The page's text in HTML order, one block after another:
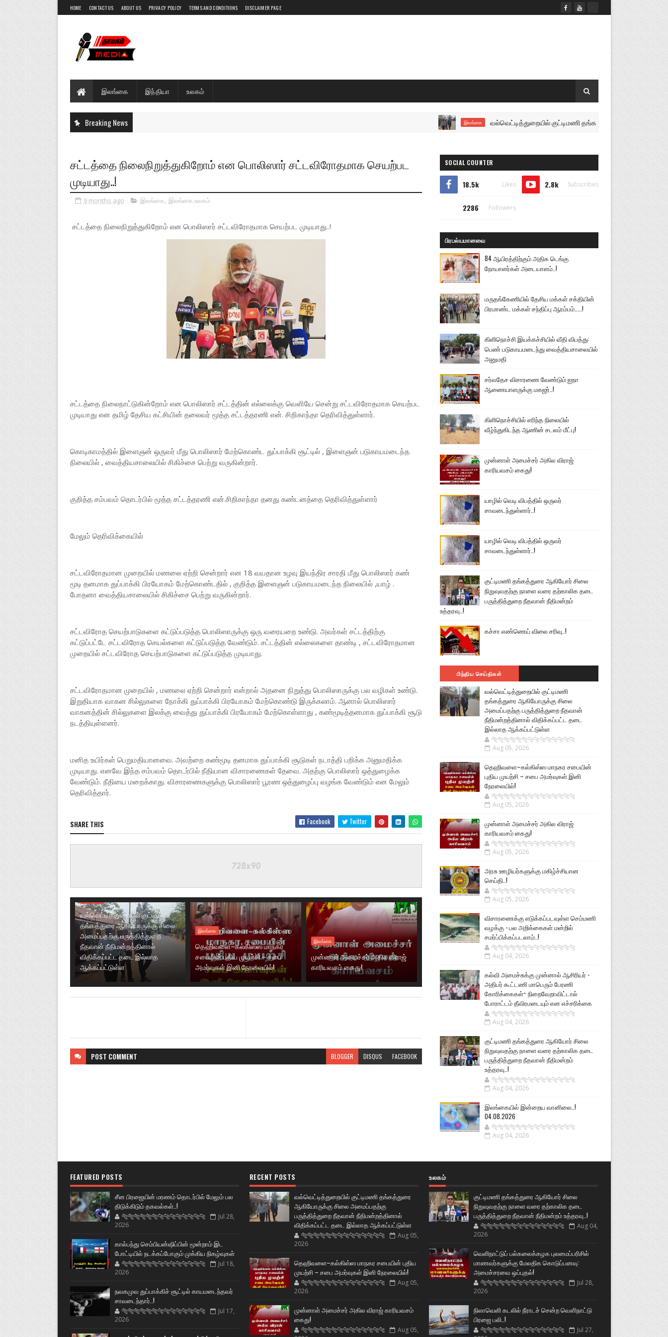
HOME CONTACT US ABOUT US PRIVACY POLICY TERMS AND CONDITIONS DISCLAIMER PAGE
இலங்கை இந்தியா உலகம்
Breaking News இலங்கை வல்வெட்டித்துறையில் குட்டிமணி தங்கத்துரை ஆகியோருக்கு சிலை
சட்டத்தை நிலைநிறுத்துகிறோம் என பொலிஸார் சட்டவிரோதமாக செயற்பட
முடியாது..!
9 months ago இலங்கை, இலங்கை.உலகம்
சட்டத்தை நிலைநிறுத்துகிறோம் என பொலிஸார் சட்டவிரோதமாக செயற்பட முடியாது..!
சட்டத்தை நிலைநாட்டுகின்றோம் என பொலிஸார் சட்டத்தின் எல்லைக்கு வெளியே சென்று சட்டவிரோதமாக செயற்பட
முடியாது என தமிழ் தேசிய கட்சியின் தலைவர் மூத்த சட்டத்தரணி என். சிறிகாந்தா தெரிவித்துள்ளார்.
கொடிகாமத்தில் இளைஞன் ஒருவர் மீது பொலிஸார் மேற்கொண்ட துப்பாக்கி சூட்டில் , இளைஞன் படுகாயமடைந்த
நிலையில் , வைத்தியசாலையில் சிகிச்சை பெற்று வருகின்றார்.
குறித்த சம்பவம் தொடர்பில் மூத்த சட்டத்தரணி என்.சிறிகாந்தா தனது கண்டனத்தை தெரிவித்துள்ளார்
மேலும் தெரிவிக்கையில்
சட்டவிரோதமான முறையில் மணலை ஏற்றி சென்றார் என 18 வயதான உழவு இயந்திர சாரதி மீது பொலிஸார் கண்
மூடி தனமாக துப்பாக்கி பிரயோகம் மேற்கொண்டதில் , குறித்த இளைஞன் படுகாயமடைந்த நிலையில் ,யாழ் .
போதனா வைத்தியசாலையில் சிகிச்சை பெற்று வருகின்றார்.
சட்டவிரோத செயற்பாடுகளை கட்டுப்படுத்த பொலிஸாருக்கு ஒரு வரையறை உண்டு. அவர்கள் சட்டத்திற்கு
கட்டுப்பட்டே சட்டவிரோத செயல்களை கட்டுப்படுத்த வேண்டும். சட்டத்தின் எல்லைகளை தாண்டி , சட்டவிரோதமான
முறையில் சட்டவிரோத செயற்பாடுகளை கட்டுப்படுத்த முடியாது.
சட்டவிரோதமான முறையில் , மணலை ஏற்றி சென்றார் என்றால் அதனை நிறுத்து பொலிஸாருக்கு பல வழிகள் உண்டு.
இறுதியாக வாகன சில்லுகளை நோக்கி துப்பாக்கி பிரயோகம் மேற்கொண்டு இருக்கலாம். ஆனால் பொலிஸார்
வாகனத்தின் சில்லுகளை இலக்கு வைத்து துப்பாக்கி பிரயோகம் மேற்கொள்ளாது , கண்மூடித்தனமாக துப்பாக்கி சூடு
நடத்தியுள்ளனர்.
மனித உயிர்கள் பெறுமதியானவை. அவற்றை கண்மூடி தனமாக துப்பாக்கி சூடுகள் நடாத்தி பறிக்க அனுமதிக்க
முடியாது. எனவே இந்த சம்பவம் தொடர்பில் நீதியான விசாரணைகள் தேவை. அதற்கு பொலிஸார் ஒத்துழைக்க
வேண்டும். நீதியை மறைக்காது. விசாரணைகளுக்கு பொலிஸார் பூரண ஒத்துழைப்பு வழங்க வேண்டும் என மேலும்
தெரிவித்தார்.
SHARE THIS Facebook Twitter
இலங்கை
வல்வெட்டித்துறையில் குட்டிமணி
தங்கத்துரை ஆகியோருக்கு சிலை
அமைப்பதற்கு பருத்தித்துறை
நீதவான் நீதிமன்றத்தினால்
விதிக்கப்பட்ட தடை இல்லாத
ஆக்கப்பட்டுள்ள
இலங்கை
தெஹிவளை–கல்கிஸ்ஸ மாநகர
சபையின் புதிய முயற்சி – சபை
அமர்வுகள் இனி நேரலையில்!
இலங்கை
முன்னாள் அமைச்சர் அகில விராஜ்
காரியவசம் கைது!
POST COMMENT BLOGGER DISQUS FACEBOOK
SOCIAL COUNTER
18.5k Likes 2.8k Subscribes
2286 Followers
பிரபல்யமானவை
84 ஆயிரத்திற்கும் அதிக டெங்கு
நோயாளர்கள் அடையாளம்..!
மருதங்கேணியில் தேசிய மக்கள் சக்தியின்
பிரமாண்ட மக்கள் சந்திப்பு ஆரம்பம்.....!
கிளிநொச்சி இயக்கச்சியில் வீதி விபத்து:
பெண் படுகாயமடைந்து வைத்தியசாலையில்
அனுமதி
சர்வதேச விசாரணை வேண்டும் ஐநா
ஆணையாளருக்கு மகஜர்..!
கிளிநொச்சியில் எரிந்த நிலையில்
வீழ்ந்துகிடந்த ஆணின் சடலம் மீட்பு!
முன்னாள் அமைச்சர் அகில விராஜ்
காரியவசம் கைது!
யாழில் வெடி விபத்தில் ஒருவர்
சாவடைந்துள்ளார்..!
யாழில் வெடி விபத்தில் ஒருவர்
சாவடைந்துள்ளார்..!
குட்டிமணி தங்கத்துரை ஆகியோர் சிலை
நிறுவுவதற்கு நாளை வரை தற்காலிக தடை
பருத்தித்துறை நீதவான் நீதிமன்றம்
உத்தரவு..!
கச்சா எண்ணெய் விலை சரிவு..!
பிந்திய செய்திகள்
வல்வெட்டித்துறையில் குட்டிமணி
தங்கத்துரை ஆகியோருக்கு சிலை
அமைப்பதற்கு பருத்தித்துறை நீதவான்
நீதிமன்றத்தினால் விதிக்கப்பட்ட தடை
இல்லாத ஆக்கப்பட்டுள்ள
🐅🐅🐅🐅🐅🐅🐆🐆🐆🐆🐆🐆🐆🐆
Aug 05, 2026
தெஹிவளை–கல்கிஸ்ஸ மாநகர சபையின்
புதிய முயற்சி – சபை அமர்வுகள் இனி
நேரலையில்!
🐅🐅🐅🐅🐅🐅🐆🐆🐆🐆🐆🐆🐆🐆
Aug 05, 2026
முன்னாள் அமைச்சர் அகில விராஜ்
காரியவசம் கைது!
🐅🐅🐅🐅🐅🐅🐆🐆🐆🐆🐆🐆🐆🐆
Aug 05, 2026
அரசு ஊழியர்களுக்கு மகிழ்ச்சியான
செய்தி..!
🐅🐅🐅🐅🐅🐅🐆🐆🐆🐆🐆🐆🐆🐆
Aug 05, 2026
விசாரணைக்கு எடுக்கப்படவுள்ள செம்மணி
வழக்கு - பல அறிக்கைகள் மன்றில்
சமர்ப்பிக்கப்படலாம்..!
🐅🐅🐅🐅🐅🐅🐆🐆🐆🐆🐆🐆🐆🐆
Aug 04, 2026
கல்வி அமைச்சுக்கு முன்னால் ஆசிரியர் -
அதிபர் கூட்டணி மாபெரும் பேரணி
கோரிக்கைகள்~ நிறைவேறாவிட்டால்
போராட்டம் தீவிரமடையும் என எச்சரிக்கை
🐅🐅🐅🐅🐅🐅🐆🐆🐆🐆🐆🐆🐆🐆
Aug 04, 2026
குட்டிமணி தங்கத்துரை ஆகியோர் சிலை
நிறுவுவதற்கு நாளை வரை தற்காலிக தடை
பருத்தித்துறை நீதவான் நீதிமன்றம்
உத்தரவு..!
🐅🐅🐅🐅🐅🐅🐆🐆🐆🐆🐆🐆🐆🐆
Aug 04, 2026
இலங்கையில் இன்றைய வானிலை..!
04.08.2026
🐅🐅🐅🐅🐅🐅🐆🐆🐆🐆🐆🐆🐆🐆
Aug 04, 2026
FEATURED POSTS
சீன பிரஜையின் மரணம் தொடர்பில் மேலும் பல
திடுக்கிடும் தகவல்கள்..!
🐅🐅🐅🐅🐅🐅🐆🐆🐆🐆🐆🐆🐆🐆
Jul 28,
2026
கால்பந்து செம்பியன்ஷிப்பின் மூன்றாம் இட
போட்டியில் நடக்கப்போகும் முக்கிய நிகழ்வுகள்
🐅🐅🐅🐅🐅🐅🐆🐆🐆🐆🐆🐆🐆🐆
Jul 18,
2026
நவகமுவ துப்பாக்கிச் சூட்டில் காயமடைந்தவர்
சாவடைந்தார்..!
🐅🐅🐅🐅🐅🐅🐆🐆🐆🐆🐆🐆🐆🐆
Jul 17,
2026
RECENT POSTS
வல்வெட்டித்துறையில் குட்டிமணி தங்கத்துரை
ஆகியோருக்கு சிலை அமைப்பதற்கு
பருத்தித்துறை நீதவான் நீதிமன்றத்தினால்
விதிக்கப்பட்ட தடை இல்லாத ஆக்கப்பட்டுள்ள
🐅🐅🐅🐅🐅🐅🐆🐆🐆🐆🐆🐆🐆🐆
Aug 05,
2026
தெஹிவளை–கல்கிஸ்ஸ மாநகர சபையின் புதிய
முயற்சி – சபை அமர்வுகள் இனி நேரலையில்!
🐅🐅🐅🐅🐅🐅🐆🐆🐆🐆🐆🐆🐆🐆
Aug 05,
2026
முன்னாள் அமைச்சர் அகில விராஜ் காரியவசம்
கைது!
🐅🐅🐅🐅🐅🐅🐆🐆🐆🐆🐆🐆🐆🐆
Aug 05,
உலகம்
குட்டிமணி தங்கத்துரை ஆகியோர் சிலை
நிறுவுவதற்கு நாளை வரை தற்காலிக தடை
பருத்தித்துறை நீதவான் நீதிமன்றம் உத்தரவு..!
🐅🐅🐅🐅🐅🐅🐆🐆🐆🐆🐆🐆🐆🐆
Aug 04,
2026
வெளிநாட்டுப் பல்கலைக்கழக புலமைப்பரிசில்
மாணவர்களுக்கு மேலதிக கொடுப்பனவு:
அமைச்சரவை ஒப்புதல்!
🐅🐅🐅🐅🐅🐅🐆🐆🐆🐆🐆🐆🐆🐆
Jul 28,
2026
நிலாவெளி கடலில் நீராடச் சென்ற வௌிநாட்டு
பிரஜை பலி..!
🐅🐅🐅🐅🐅🐅🐆🐆🐆🐆🐆🐆🐆🐆
Jul 27,